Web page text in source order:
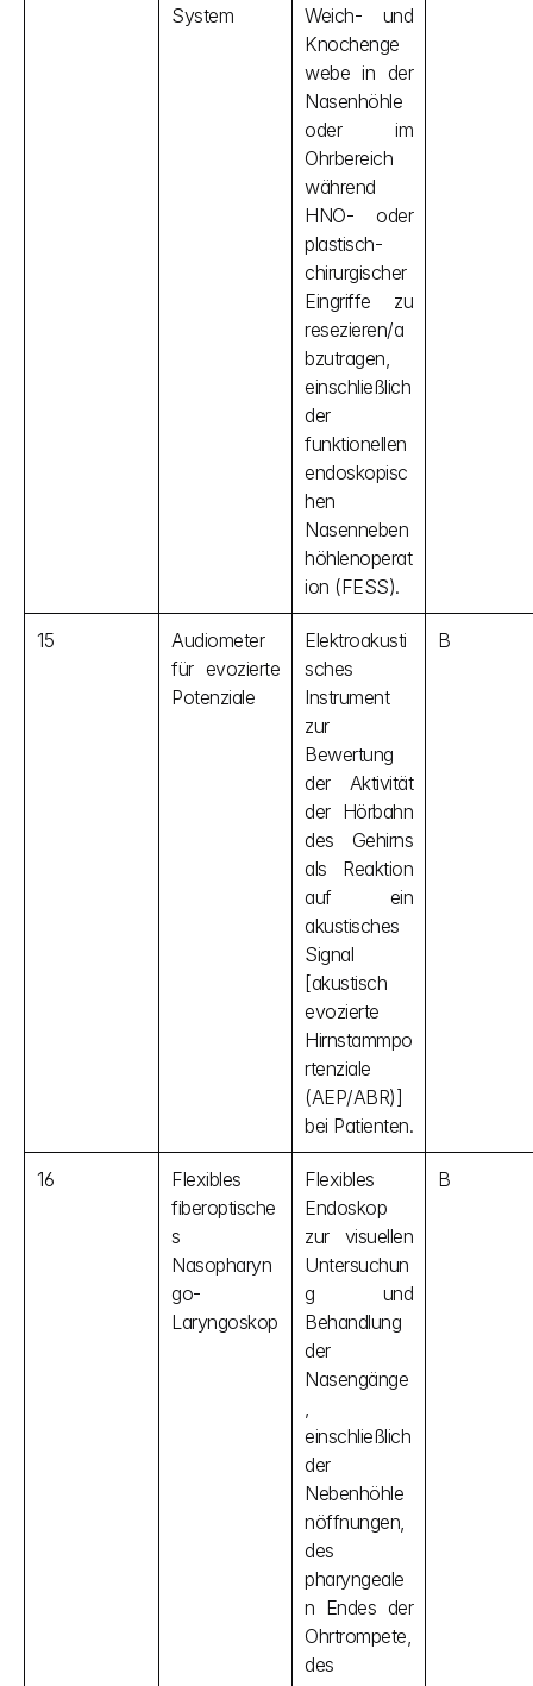
System
Weich- und
Knochenge
webe in der
Nasenhöhle
oder im
Ohrbereich
während
HNO- oder
plastisch-
chirurgischer
Eingriffe zu
resezieren/a
bzutragen,
einschließlich
der
funktionellen
endoskopisc
hen
Nasenneben
höhlenoperat
ion (FESS).
15
Audiometer
für evozierte
Potenziale
Elektroakusti
sches
Instrument
zur
Bewertung
der Aktivität
der Hörbahn
des Gehirns
als Reaktion
auf ein
akustisches
Signal
[akustisch
evozierte
Hirnstammpo
rtenziale
(AEP/ABR)]
bei Patienten.
B
16
Flexibles
fiberoptische
s
Nasopharyn
go-
Laryngoskop
Flexibles
Endoskop
zur visuellen
Untersuchun
g und
Behandlung
der
Nasengänge
,
einschließlich
der
Nebenhöhle
nöffnungen,
des
pharyngeale
n Endes der
Ohrtrompete,
des
B